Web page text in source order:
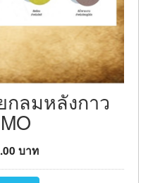
กลมหลังกาว
บาท